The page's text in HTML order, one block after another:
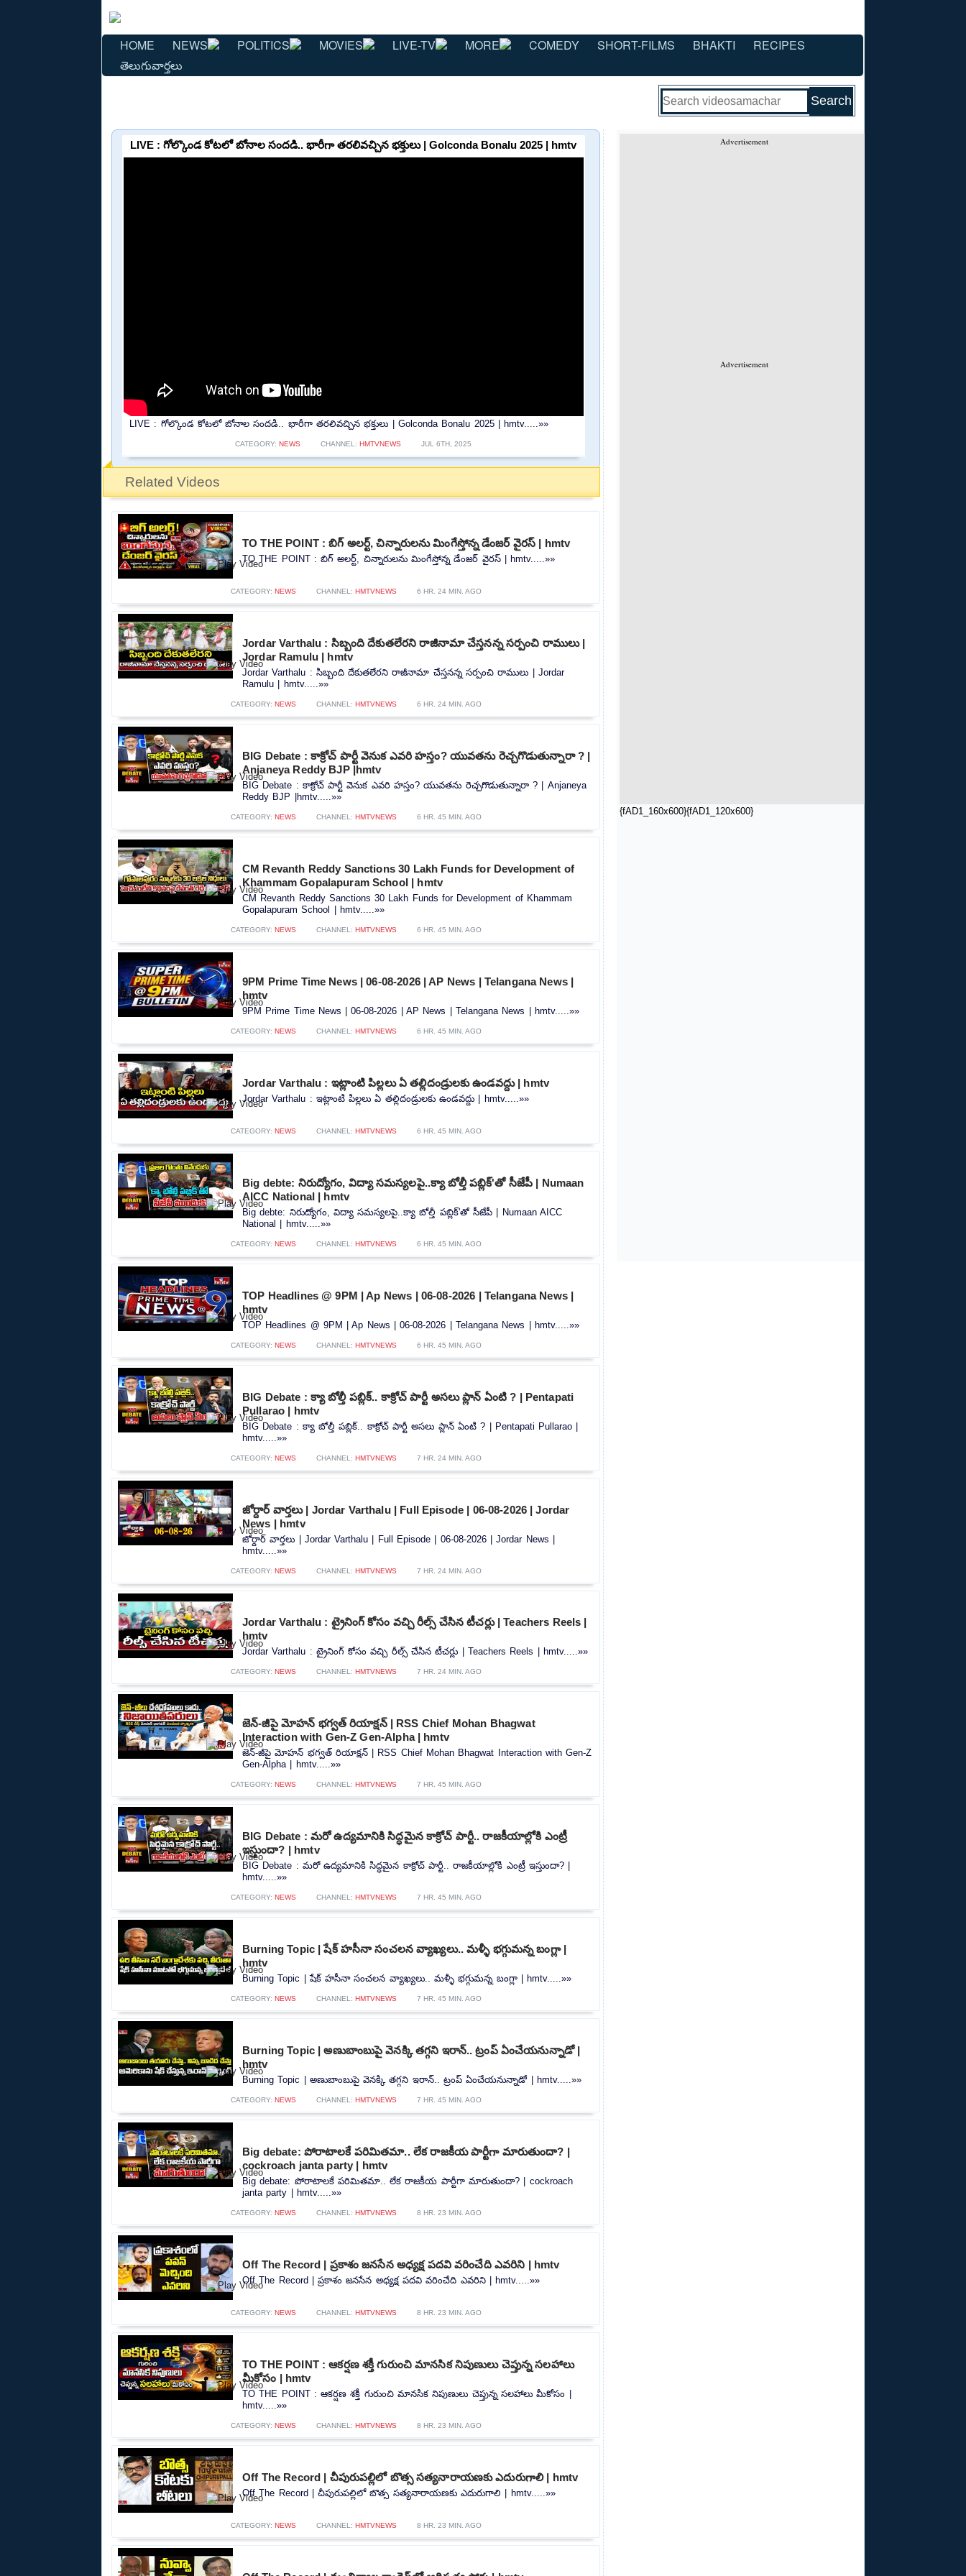
HOME NEWS POLITICS MOVIES LIVE-TV MORE COMEDY SHORT-FILMS BHAKTI
RECIPES
తెలుగువార్తలు
Advertisement
Advertisement
{fAD1_160x600}{fAD1_120x600}
LIVE : గోల్కొండ కోటలో బోనాల సందడి.. భారీగా తరలివచ్చిన భక్తులు | Golconda Bonalu 2025 | hmtv
LIVE : గోల్కొండ కోటలో బోనాల సందడి.. భారీగా తరలివచ్చిన భక్తులు | Golconda Bonalu 2025 | hmtv.....»»
CATEGORY: NEWS CHANNEL: HMTVNEWS JUL 6TH, 2025
Related Videos
TO THE POINT : బిగ్ అలర్ట్, చిన్నారులను మింగేస్తోన్న డేంజర్ వైరస్ | hmtv
TO THE POINT : బిగ్ అలర్ట్, చిన్నారులను మింగేస్తోన్న డేంజర్ వైరస్ | hmtv.....»»
CATEGORY: NEWS CHANNEL: HMTVNEWS 6 HR. 24 MIN. AGO
Jordar Varthalu : సిబ్బంది దేకుతలేరని రాజీనామా చేస్తనన్న సర్పంచి రాములు |
Jordar Ramulu | hmtv
Jordar Varthalu : సిబ్బంది దేకుతలేరని రాజీనామా చేస్తనన్న సర్పంచి రాములు | Jordar
Ramulu | hmtv.....»»
CATEGORY: NEWS CHANNEL: HMTVNEWS 6 HR. 24 MIN. AGO
BIG Debate : కాక్రోచ్ పార్టీ వెనుక ఎవరి హస్తం? యువతను రెచ్చగొడుతున్నారా ? |
Anjaneya Reddy BJP |hmtv
BIG Debate : కాక్రోచ్ పార్టీ వెనుక ఎవరి హస్తం? యువతను రెచ్చగొడుతున్నారా ? | Anjaneya
Reddy BJP |hmtv.....»»
CATEGORY: NEWS CHANNEL: HMTVNEWS 6 HR. 45 MIN. AGO
CM Revanth Reddy Sanctions 30 Lakh Funds for Development of
Khammam Gopalapuram School | hmtv
CM Revanth Reddy Sanctions 30 Lakh Funds for Development of Khammam
Gopalapuram School | hmtv.....»»
CATEGORY: NEWS CHANNEL: HMTVNEWS 6 HR. 45 MIN. AGO
9PM Prime Time News | 06-08-2026 | AP News | Telangana News |
hmtv
9PM Prime Time News | 06-08-2026 | AP News | Telangana News | hmtv.....»»
CATEGORY: NEWS CHANNEL: HMTVNEWS 6 HR. 45 MIN. AGO
Jordar Varthalu : ఇట్లాంటి పిల్లలు ఏ తల్లిదండ్రులకు ఉండవద్దు | hmtv
Jordar Varthalu : ఇట్లాంటి పిల్లలు ఏ తల్లిదండ్రులకు ఉండవద్దు | hmtv.....»»
CATEGORY: NEWS CHANNEL: HMTVNEWS 6 HR. 45 MIN. AGO
Big debte: నిరుద్యోగం, విద్యా సమస్యలపై..క్యా బోల్తీ పబ్లిక్'తో సీజేపీ | Numaan
AICC National | hmtv
Big debte: నిరుద్యోగం, విద్యా సమస్యలపై..క్యా బోల్తీ పబ్లిక్'తో సీజేపీ | Numaan AICC
National | hmtv.....»»
CATEGORY: NEWS CHANNEL: HMTVNEWS 6 HR. 45 MIN. AGO
TOP Headlines @ 9PM | Ap News | 06-08-2026 | Telangana News |
hmtv
TOP Headlines @ 9PM | Ap News | 06-08-2026 | Telangana News | hmtv.....»»
CATEGORY: NEWS CHANNEL: HMTVNEWS 6 HR. 45 MIN. AGO
BIG Debate : క్యా బోల్తీ పబ్లిక్.. కాక్రోచ్ పార్టీ అసలు ప్లాన్ ఏంటి ? | Pentapati
Pullarao | hmtv
BIG Debate : క్యా బోల్తీ పబ్లిక్.. కాక్రోచ్ పార్టీ అసలు ప్లాన్ ఏంటి ? | Pentapati Pullarao |
hmtv.....»»
CATEGORY: NEWS CHANNEL: HMTVNEWS 7 HR. 24 MIN. AGO
జోర్దార్ వార్తలు | Jordar Varthalu | Full Episode | 06-08-2026 | Jordar
News | hmtv
జోర్దార్ వార్తలు | Jordar Varthalu | Full Episode | 06-08-2026 | Jordar News |
hmtv.....»»
CATEGORY: NEWS CHANNEL: HMTVNEWS 7 HR. 24 MIN. AGO
Jordar Varthalu : ట్రైనింగ్ కోసం వచ్చి రీల్స్ చేసిన టీచర్లు | Teachers Reels |
hmtv
Jordar Varthalu : ట్రైనింగ్ కోసం వచ్చి రీల్స్ చేసిన టీచర్లు | Teachers Reels | hmtv.....»»
CATEGORY: NEWS CHANNEL: HMTVNEWS 7 HR. 24 MIN. AGO
జెన్-జీపై మోహన్ భగ్వత్ రియాక్షన్ | RSS Chief Mohan Bhagwat
Interaction with Gen-Z Gen-Alpha | hmtv
జెన్-జీపై మోహన్ భగ్వత్ రియాక్షన్ | RSS Chief Mohan Bhagwat Interaction with Gen-Z
Gen-Alpha | hmtv.....»»
CATEGORY: NEWS CHANNEL: HMTVNEWS 7 HR. 45 MIN. AGO
BIG Debate : మరో ఉద్యమానికి సిద్ధమైన కాక్రోచ్ పార్టీ.. రాజకీయాల్లోకి ఎంట్రీ
ఇస్తుందా? | hmtv
BIG Debate : మరో ఉద్యమానికి సిద్ధమైన కాక్రోచ్ పార్టీ.. రాజకీయాల్లోకి ఎంట్రీ ఇస్తుందా? |
hmtv.....»»
CATEGORY: NEWS CHANNEL: HMTVNEWS 7 HR. 45 MIN. AGO
Burning Topic | షేక్ హసీనా సంచలన వ్యాఖ్యలు.. మళ్ళీ భగ్గుమన్న బంగ్లా |
hmtv
Burning Topic | షేక్ హసీనా సంచలన వ్యాఖ్యలు.. మళ్ళీ భగ్గుమన్న బంగ్లా | hmtv.....»»
CATEGORY: NEWS CHANNEL: HMTVNEWS 7 HR. 45 MIN. AGO
Burning Topic | అణుబాంబుపై వెనక్కి తగ్గని ఇరాన్.. ట్రంప్ ఏంచేయనున్నాడో |
hmtv
Burning Topic | అణుబాంబుపై వెనక్కి తగ్గని ఇరాన్.. ట్రంప్ ఏంచేయనున్నాడో | hmtv.....»»
CATEGORY: NEWS CHANNEL: HMTVNEWS 7 HR. 45 MIN. AGO
Big debate: పోరాటాలకే పరిమితమా.. లేక రాజకీయ పార్టీగా మారుతుందా? |
cockroach janta party | hmtv
Big debate: పోరాటాలకే పరిమితమా.. లేక రాజకీయ పార్టీగా మారుతుందా? | cockroach
janta party | hmtv.....»»
CATEGORY: NEWS CHANNEL: HMTVNEWS 8 HR. 23 MIN. AGO
Off The Record | ప్రకాశం జనసేన అధ్యక్ష పదవి వరించేది ఎవరిని | hmtv
Off The Record | ప్రకాశం జనసేన అధ్యక్ష పదవి వరించేది ఎవరిని | hmtv.....»»
CATEGORY: NEWS CHANNEL: HMTVNEWS 8 HR. 23 MIN. AGO
TO THE POINT : ఆకర్షణ శక్తీ గురుంచి మానసిక నిపుణులు చెప్తున్న సలహాలు
మీకోసం | hmtv
TO THE POINT : ఆకర్షణ శక్తీ గురుంచి మానసిక నిపుణులు చెప్తున్న సలహాలు మీకోసం |
hmtv.....»»
CATEGORY: NEWS CHANNEL: HMTVNEWS 8 HR. 23 MIN. AGO
Off The Record | చీపురుపల్లిలో బొత్స సత్యనారాయణకు ఎదురుగాలి | hmtv
Off The Record | చీపురుపల్లిలో బొత్స సత్యనారాయణకు ఎదురుగాలి | hmtv.....»»
CATEGORY: NEWS CHANNEL: HMTVNEWS 8 HR. 23 MIN. AGO